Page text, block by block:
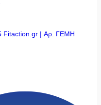
Fitaction.gr | Αρ. ΓΕΜΗ